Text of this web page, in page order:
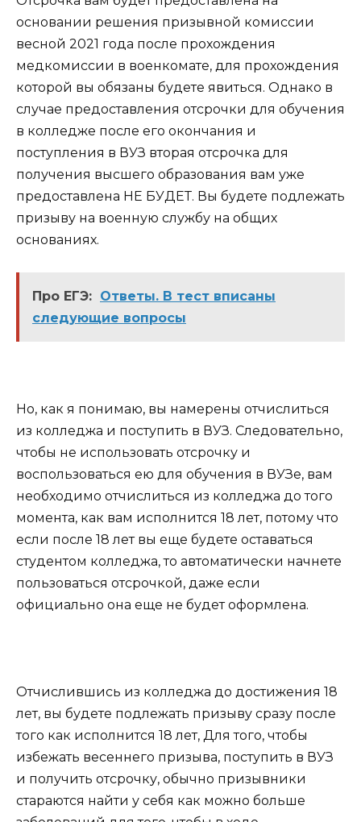
основании решения призывной комиссии
весной 2021 года после прохождения
медкомиссии в военкомате, для прохождения
которой вы обязаны будете явиться. Однако в
случае предоставления отсрочки для обучения
в колледже после его окончания и
поступления в ВУЗ вторая отсрочка для
получения высшего образования вам уже
предоставлена НЕ БУДЕТ. Вы будете подлежать
призыву на военную службу на общих
основаниях.
Про ЕГЭ: Ответы. В тест вписаны
следующие вопросы
Но, как я понимаю, вы намерены отчислиться
из колледжа и поступить в ВУЗ. Следовательно,
чтобы не использовать отсрочку и
воспользоваться ею для обучения в ВУЗе, вам
необходимо отчислиться из колледжа до того
момента, как вам исполнится 18 лет, потому что
если после 18 лет вы еще будете оставаться
студентом колледжа, то автоматически начнете
пользоваться отсрочкой, даже если
официально она еще не будет оформлена.
Отчислившись из колледжа до достижения 18
лет, вы будете подлежать призыву сразу после
того как исполнится 18 лет, Для того, чтобы
избежать весеннего призыва, поступить в ВУЗ
и получить отсрочку, обычно призывники
стараются найти у себя как можно больше